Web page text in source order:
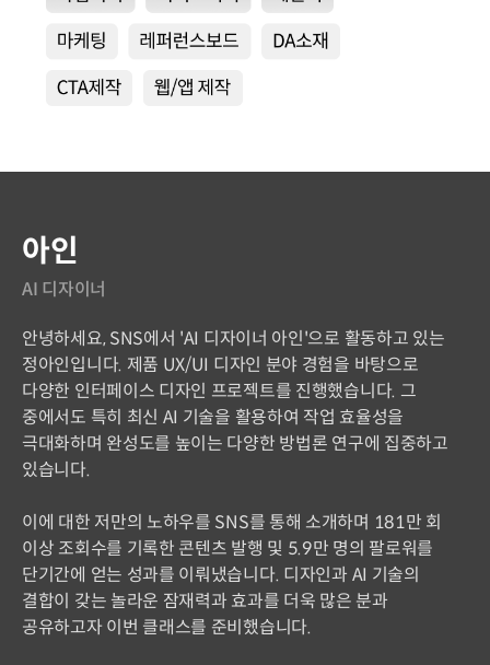
AI 디자이너
아인
안녕하세요, SNS에서 'AI 디자이너 아인'으로 활동하고 있는
정아인입니다. 제품 UX/UI 디자인 분야 경험을 바탕으로
다양한 인터페이스 디자인 프로젝트를 진행했습니다. 그
중에서도 특히 최신 AI 기술을 활용하여 작업 효율성을
극대화하며 완성도를 높이는 다양한 방법론 연구에 집중하고
있습니다.
이에 대한 저만의 노하우를 SNS를 통해 소개하며 181만 회
이상 조회수를 기록한 콘텐츠 발행 및 5.9만 명의 팔로워를
단기간에 얻는 성과를 이뤄냈습니다. 디자인과 AI 기술의
결합이 갖는 놀라운 잠재력과 효과를 더욱 많은 분과
공유하고자 이번 클래스를 준비했습니다.